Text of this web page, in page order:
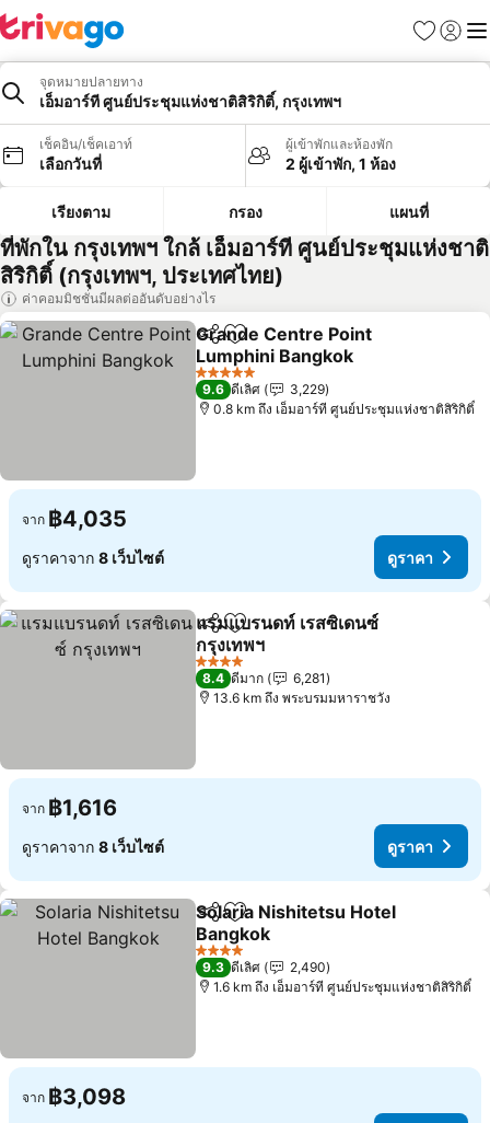
รายการโป
เข้าสู่ร
เมนู
จุดหมายปลายทาง
เอ็มอาร์ที ศูนย์ประชุมแห่งชาติสิริกิติ์, กรุงเทพฯ
เช็คอิน/เช็คเอาท์
เลือกวันที่
ผู้เข้าพักและห้องพัก
2 ผู้เข้าพัก, 1 ห้อง
เรียงตาม กรอง แผนที่
ที่พักใน กรุงเทพฯ ใกล้ เอ็มอาร์ที ศูนย์ประชุมแห่งชาติ
สิริกิติ์ (กรุงเทพฯ, ประเทศไทย)
ค่าคอมมิชชั่นมีผลต่ออันดับอย่างไร
แชร์ เพิ่มในรายการโปรด
Grande Centre Point
Lumphini Bangkok
ดูราคา
5 ดาว
9.6 ดีเลิศ
3,229
0.8 km ถึง เอ็มอาร์ที ศูนย์ประชุมแห่งชาติสิริกิติ์
จาก ฿4,035
ดูราคาจาก 8 เว็บไซต์ ดูราคา
แชร์ เพิ่มในรายการโปรด
แรมแบรนดท์ เรสซิเดนซ์
กรุงเทพฯ
ดูราคา
4 ดาว
8.4 ดีมาก
6,281
13.6 km ถึง พระบรมมหาราชวัง
จาก ฿1,616
ดูราคาจาก 8 เว็บไซต์ ดูราคา
แชร์ เพิ่มในรายการโปรด
Solaria Nishitetsu Hotel
Bangkok
ดูราคา
4 ดาว
9.3 ดีเลิศ
2,490
1.6 km ถึง เอ็มอาร์ที ศูนย์ประชุมแห่งชาติสิริกิติ์
จาก ฿3,098